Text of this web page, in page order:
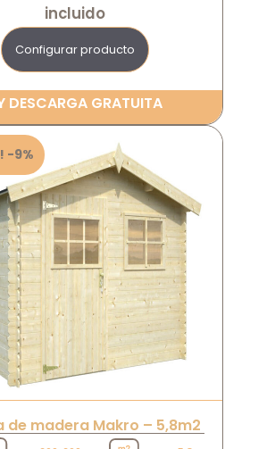
incluido
Configurar producto
DESCARGA GRATUITA
-9%
de madera Makro – 5,8m2